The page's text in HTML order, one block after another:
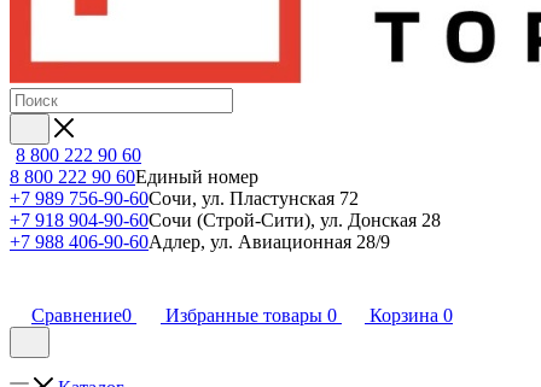
8 800 222 90 60
8 800 222 90 60Единый номер
+7 989 756-90-60Сочи, ул. Пластунская 72
+7 918 904-90-60Сочи (Строй-Сити), ул. Донская 28
+7 988 406-90-60Адлер, ул. Авиационная 28/9
Сравнение0 Избранные товары 0 Корзина 0